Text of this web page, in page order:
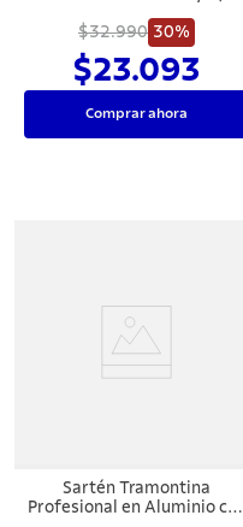
$32.990 30%
$23.093
Comprar ahora
Sartén Tramontina
Profesional en Aluminio con